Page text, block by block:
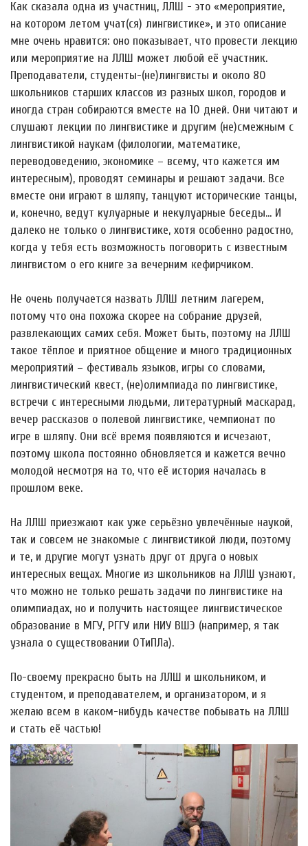
Как сказала одна из участниц, ЛЛШ - это «мероприятие,
на котором летом учат(ся) лингвистике», и это описание
мне очень нравится: оно показывает, что провести лекцию
или мероприятие на ЛЛШ может любой её участник.
Преподаватели, студенты-(не)лингвисты и около 80
школьников старших классов из разных школ, городов и
иногда стран собираются вместе на 10 дней. Они читают и
слушают лекции по лингвистике и другим (не)смежным с
лингвистикой наукам (филологии, математике,
переводоведению, экономике – всему, что кажется им
интересным), проводят семинары и решают задачи. Все
вместе они играют в шляпу, танцуют исторические танцы,
и, конечно, ведут кулуарные и некулуарные беседы… И
далеко не только о лингвистике, хотя особенно радостно,
когда у тебя есть возможность поговорить с известным
лингвистом о его книге за вечерним кефирчиком.
Не очень получается назвать ЛЛШ летним лагерем,
потому что она похожа скорее на собрание друзей,
развлекающих самих себя. Может быть, поэтому на ЛЛШ
такое тёплое и приятное общение и много традиционных
мероприятий – фестиваль языков, игры со словами,
лингвистический квест, (не)олимпиада по лингвистике,
встречи с интересными людьми, литературный маскарад,
вечер рассказов о полевой лингвистике, чемпионат по
игре в шляпу. Они всё время появляются и исчезают,
поэтому школа постоянно обновляется и кажется вечно
молодой несмотря на то, что её история началась в
прошлом веке.
На ЛЛШ приезжают как уже серьёзно увлечённые наукой,
так и совсем не знакомые с лингвистикой люди, поэтому
и те, и другие могут узнать друг от друга о новых
интересных вещах. Многие из школьников на ЛЛШ узнают,
что можно не только решать задачи по лингвистике на
олимпиадах, но и получить настоящее лингвистическое
образование в МГУ, РГГУ или НИУ ВШЭ (например, я так
узнала о существовании ОТиПЛа).
По-своему прекрасно быть на ЛЛШ и школьником, и
студентом, и преподавателем, и организатором, и я
желаю всем в каком-нибудь качестве побывать на ЛЛШ
и стать её частью!